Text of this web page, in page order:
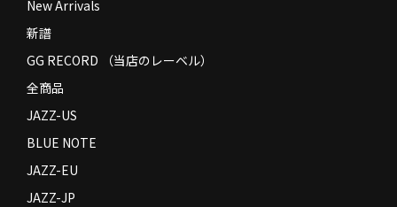
特定商取引法に基づく表示
Contact
New Arrivals
新譜
GG RECORD （当店のレーベル）
全商品
JAZZ-US
BLUE NOTE
JAZZ-EU
JAZZ-JP